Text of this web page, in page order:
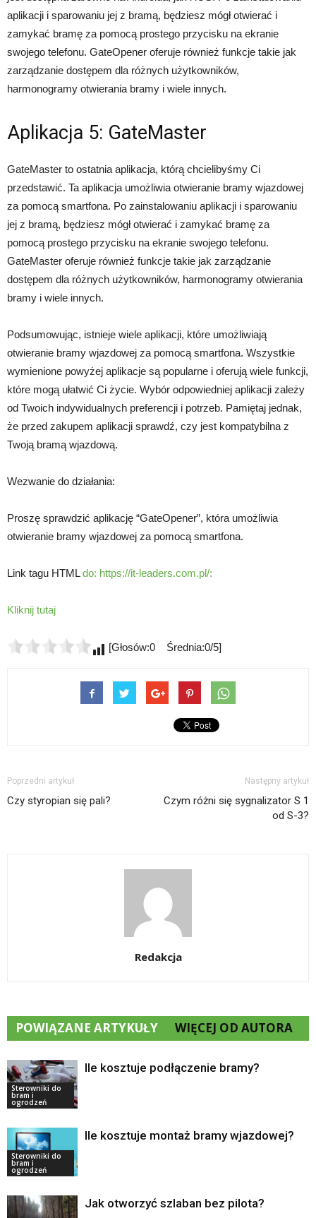
aplikacji i sparowaniu jej z bramą, będziesz mógł otwierać i
zamykać bramę za pomocą prostego przycisku na ekranie
swojego telefonu. GateOpener oferuje również funkcje takie jak
zarządzanie dostępem dla różnych użytkowników,
harmonogramy otwierania bramy i wiele innych.
Aplikacja 5: GateMaster
GateMaster to ostatnia aplikacja, którą chcielibyśmy Ci
przedstawić. Ta aplikacja umożliwia otwieranie bramy wjazdowej
za pomocą smartfona. Po zainstalowaniu aplikacji i sparowaniu
jej z bramą, będziesz mógł otwierać i zamykać bramę za
pomocą prostego przycisku na ekranie swojego telefonu.
GateMaster oferuje również funkcje takie jak zarządzanie
dostępem dla różnych użytkowników, harmonogramy otwierania
bramy i wiele innych.
Podsumowując, istnieje wiele aplikacji, które umożliwiają
otwieranie bramy wjazdowej za pomocą smartfona. Wszystkie
wymienione powyżej aplikacje są popularne i oferują wiele funkcji,
które mogą ułatwić Ci życie. Wybór odpowiedniej aplikacji zależy
od Twoich indywidualnych preferencji i potrzeb. Pamiętaj jednak,
że przed zakupem aplikacji sprawdź, czy jest kompatybilna z
Twoją bramą wjazdową.
Wezwanie do działania:
Proszę sprawdzić aplikację “GateOpener”, która umożliwia
otwieranie bramy wjazdowej za pomocą smartfona.
Link tagu HTMLdo: https://it-leaders.com.pl/:
Kliknij tutaj
[Głosów:0 Średnia:0/5]
Poprzedni artykuł
Czy styropian się pali?
Następny artykuł
Czym różni się sygnalizator S 1
od S-3?
Redakcja
POWIĄZANE ARTYKUŁY WIĘCEJ OD AUTORA
Sterowniki do
bram i
ogrodzeń
Ile kosztuje podłączenie bramy?
Sterowniki do
bram i
ogrodzeń
Ile kosztuje montaż bramy wjazdowej?
Jak otworzyć szlaban bez pilota?